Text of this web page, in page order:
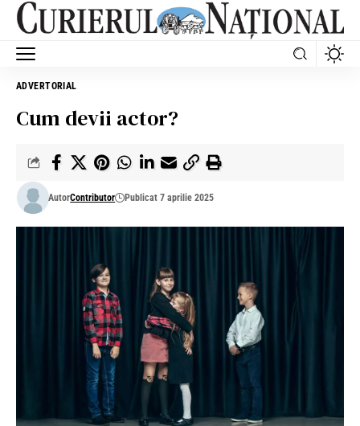
ADVERTORIAL
Cum devii actor?
AutorContributor Publicat 7 aprilie 2025